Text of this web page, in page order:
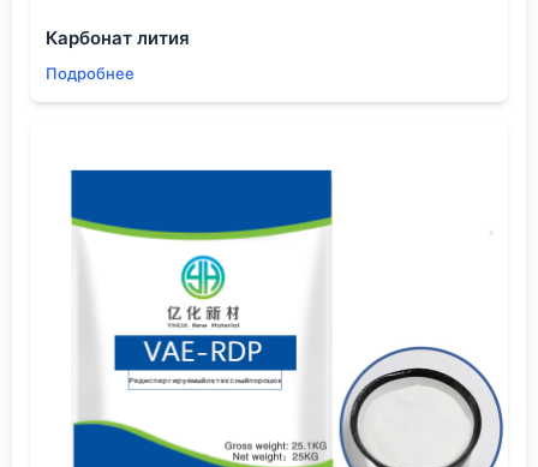
проходят. Но именно поэтому его чистота
критична. Обычный технический ДМСО с
поставщика, сэкономили, а потом полгода
характеристиках микросхем. Причина оказалась в
микропримесях металлов в том самом
Практические ловушки и ?подводные камни?
Работая с ДМСО, всегда нужно помнить про его
гигроскопичность. Он жадно впитывает воду из
воздуха, и это меняет его свойства кардинально.
Открыл канистру, поработал полдня без азотной
Карбонат лития
Подробнее